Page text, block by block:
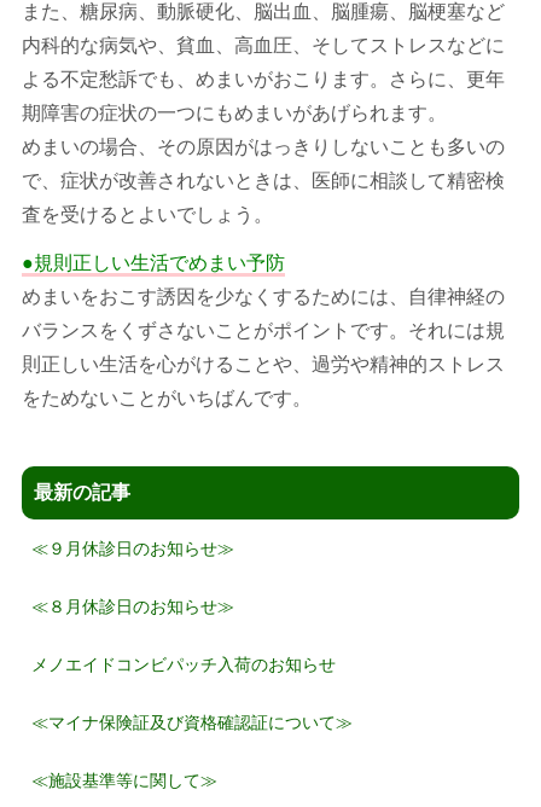
また、糖尿病、動脈硬化、脳出血、脳腫瘍、脳梗塞など
内科的な病気や、貧血、高血圧、そしてストレスなどに
よる不定愁訴でも、めまいがおこります。さらに、更年
期障害の症状の一つにもめまいがあげられます。
めまいの場合、その原因がはっきりしないことも多いの
で、症状が改善されないときは、医師に相談して精密検
査を受けるとよいでしょう。
●規則正しい生活でめまい予防
めまいをおこす誘因を少なくするためには、自律神経の
バランスをくずさないことがポイントです。それには規
則正しい生活を心がけることや、過労や精神的ストレス
をためないことがいちばんです。
最新の記事
≪９月休診日のお知らせ≫
≪８月休診日のお知らせ≫
メノエイドコンビパッチ入荷のお知らせ
≪マイナ保険証及び資格確認証について≫
≪施設基準等に関して≫